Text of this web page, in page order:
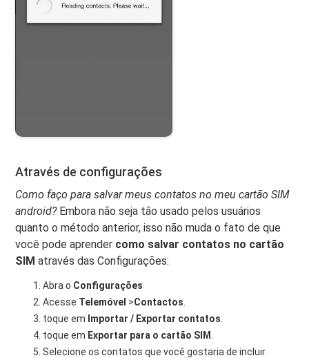
Através de configurações
Como faço para salvar meus contatos no meu cartão SIM
android? Embora não seja tão usado pelos usuários
quanto o método anterior, isso não muda o fato de que
você pode aprender como salvar contatos no cartão
SIMatravés das Configurações:
Abra o Configurações
Acesse Telemóvel >Contactos
toque em Importar / Exportar contatos
toque em Exportar para o cartão SIM
Selecione os contatos que você gostaria de incluir.